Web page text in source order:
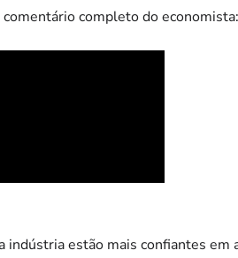
comentário completo do economista:
indústria estão mais confiantes